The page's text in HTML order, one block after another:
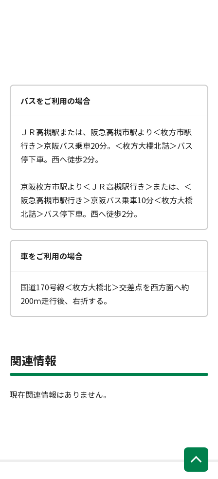
バスをご利用の場合
ＪＲ高槻駅または、阪急高槻市駅より＜枚方市駅
行き＞京阪バス乗車20分。＜枚方大橋北詰＞バス
停下車。西へ徒歩2分。
京阪枚方市駅より＜ＪＲ高槻駅行き＞または、＜
阪急高槻市駅行き＞京阪バス乗車10分＜枚方大橋
北詰＞バス停下車。西へ徒歩2分。
車をご利用の場合
国道170号線＜枚方大橋北＞交差点を西方面へ約
200ｍ走行後、右折する。
関連情報
現在関連情報はありません。